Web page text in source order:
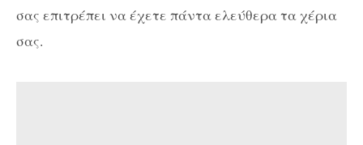
σας επιτρέπει να έχετε πάντα ελεύθερα τα χέρια
σας.